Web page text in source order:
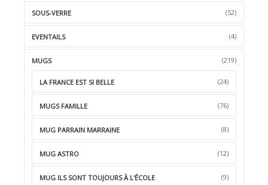
SOUS-VERRE (52)
EVENTAILS (4)
MUGS (219)
LA FRANCE EST SI BELLE (24)
MUGS FAMILLE (76)
MUG PARRAIN MARRAINE (8)
MUG ASTRO (12)
MUG ILS SONT TOUJOURS À L'ÉCOLE (9)